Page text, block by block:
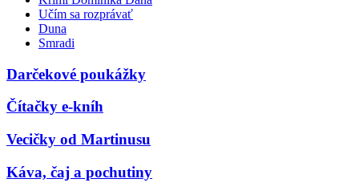
Učím sa rozprávať
Duna
Smradi
Darčekové poukážky
Čítačky e-kníh
Vecičky od Martinusu
Káva, čaj a pochutiny